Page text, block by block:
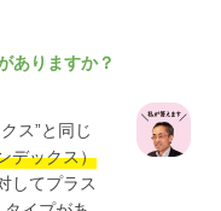
ありますか？
ス”と同じ
デックス）
してプラス